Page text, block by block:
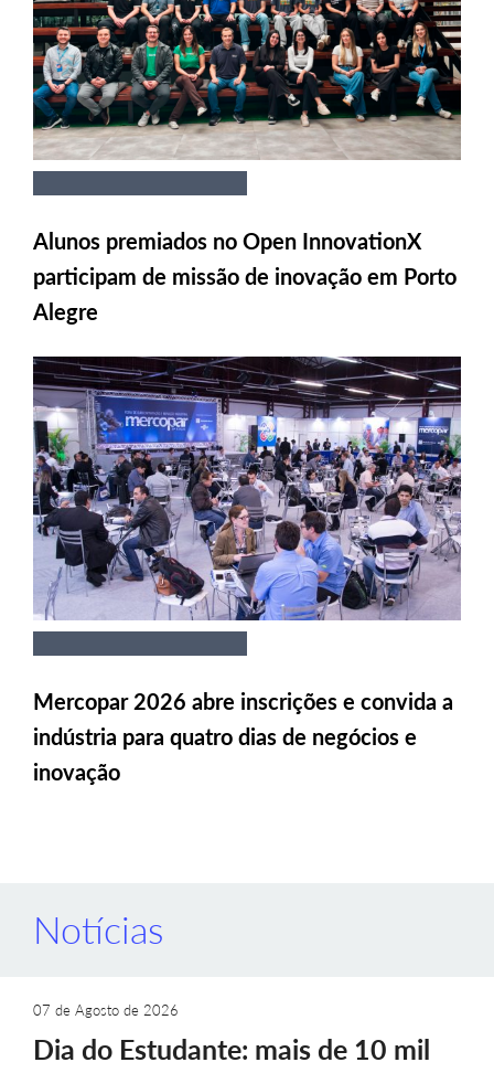
Alunos premiados no Open InnovationX
participam de missão de inovação em Porto
Alegre
Mercopar 2026 abre inscrições e convida a
indústria para quatro dias de negócios e
inovação
Notícias
07 de Agosto de 2026
Dia do Estudante: mais de 10 mil